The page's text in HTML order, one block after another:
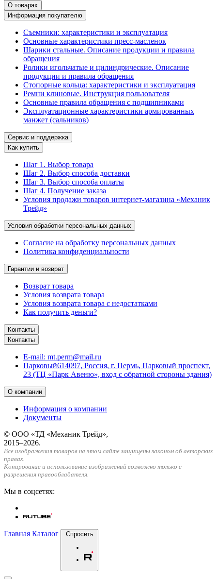
О товарах
Информация покупателю
Съемники: характеристики и эксплуатация
Основные характеристики пресс‑масленок
Шарики стальные. Описание продукции и правила
обращения
Ролики игольчатые и цилиндрические. Описание
продукции и правила обращения
Стопорные кольца: характеристики и эксплуатация
Ремни клиновые. Инструкция пользователя
Основные правила обращения с подшипниками
Эксплуатационные характеристики армированных
манжет (сальников)
Сервис и поддержка
Как купить
Шаг 1. Выбор товара
Шаг 2. Выбор способа доставки
Шаг 3. Выбор способа оплаты
Шаг 4. Получение заказа
Условия продажи товаров интернет-магазина «Механик
Трейд»
Условия обработки персональных данных
Согласие на обработку персональных данных
Политика конфиденциальности
Гарантии и возврат
Возврат товара
Условия возврата товара
Условия возврата товара с недостатками
Как получить деньги?
Контакты
Контакты
E-mail: mt.perm@mail.ru
Парковый614097, Россия, г. Пермь, Парковый проспект,
23 (ТЦ «Парк Авеню», вход с обратной стороны здания)
О компании
Информация о компании
Документы
© ООО «ТД «Механик Трейд»,
2015–2026.
Все изображения товаров на этом сайте защищены законом об авторских
правах.
Копирование и использование изображений возможно только с
разрешения правообладателя.
Мы в соцсетях:
Главная Каталог Спросить